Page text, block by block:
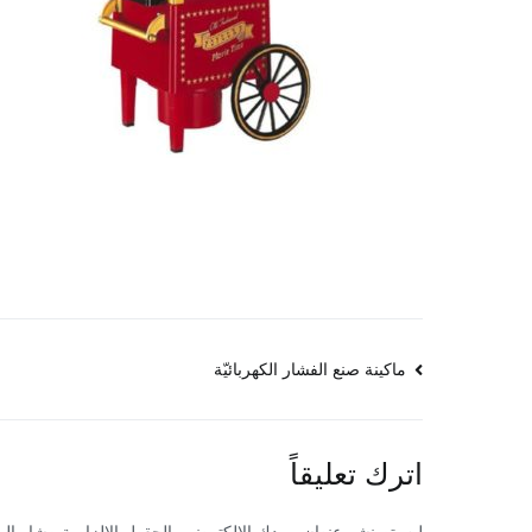
تصفّح
ماكينة صنع الفشار الكهربائيّة
اترك تعليقاً